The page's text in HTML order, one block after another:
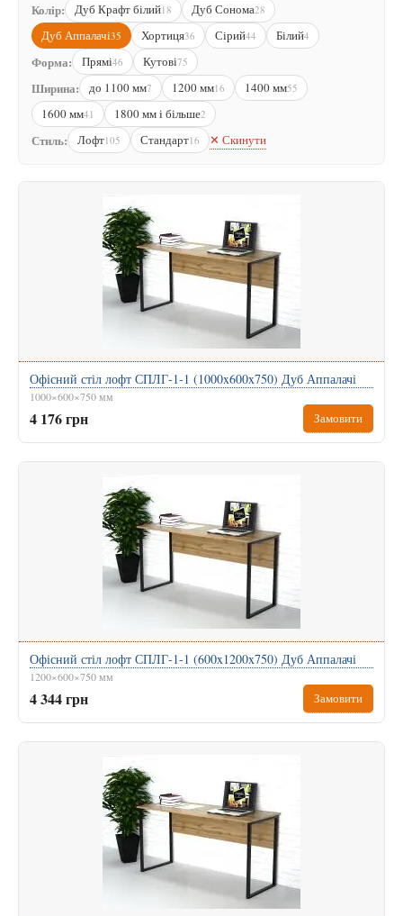
Колір: Дуб Крафт білий18 Дуб Сонома28
Дуб Аппалачі35 Хортиця36 Сірий44 Білий4
Форма: Прямі46 Кутові75
Ширина: до 1100 мм7 1200 мм16 1400 мм55
1600 мм41 1800 мм і більше2
Стиль: Лофт105 Стандарт16 ✕ Скинути
Офісний стіл лофт СПЛГ-1-1 (1000x600x750) Дуб Аппалачі
1000×600×750 мм
4 176 грн Замовити
Офісний стіл лофт СПЛГ-1-1 (600x1200x750) Дуб Аппалачі
1200×600×750 мм
4 344 грн Замовити